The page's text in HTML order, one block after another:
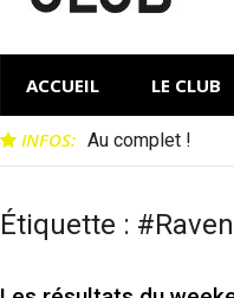
ACCUEIL LE CLUB
INFOS: Au complet !
Étiquette :